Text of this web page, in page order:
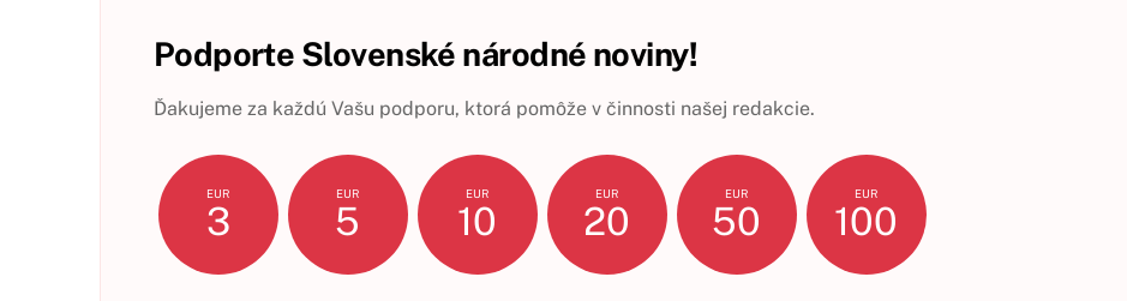
Podporte Slovenské národné noviny!
Ďakujeme za každú Vašu podporu, ktorá pomôže v činnosti našej redakcie.
EUR
3
EUR
5
EUR
10
EUR
20
EUR
50
EUR
100